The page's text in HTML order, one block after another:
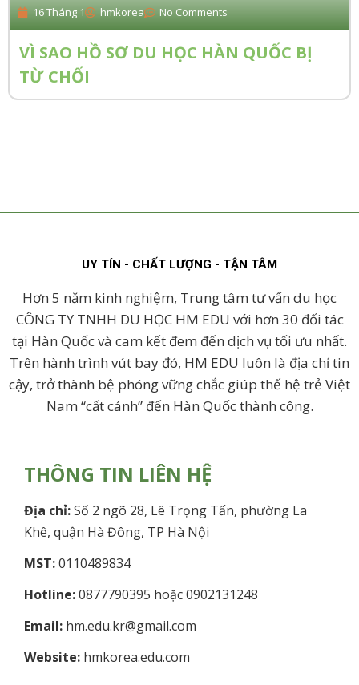
16 Tháng 1 hmkorea No Comments
VÌ SAO HỒ SƠ DU HỌC HÀN QUỐC BỊ
TỪ CHỐI
UY TÍN - CHẤT LƯỢNG - TẬN TÂM
Hơn 5 năm kinh nghiệm, Trung tâm tư vấn du học
CÔNG TY TNHH DU HỌC HM EDU với hơn 30 đối tác
tại Hàn Quốc và cam kết đem đến dịch vụ tối ưu nhất.
Trên hành trình vút bay đó, HM EDU luôn là địa chỉ tin
cậy, trở thành bệ phóng vững chắc giúp thế hệ trẻ Việt
Nam “cất cánh” đến Hàn Quốc thành công.
THÔNG TIN LIÊN HỆ
Địa chỉ:Số 2 ngõ 28, Lê Trọng Tấn, phường La
Khê, quận Hà Đông, TP Hà Nội
MST:0110489834
Hotline:0877790395 hoặc 0902131248
Email: hm.edu.kr@gmail.com
Website: hmkorea.edu.com